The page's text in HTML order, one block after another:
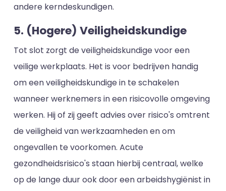
andere kerndeskundigen.
5. (Hogere) Veiligheidskundige
Tot slot zorgt de veiligheidskundige voor een
veilige werkplaats. Het is voor bedrijven handig
om een veiligheidskundige in te schakelen
wanneer werknemers in een risicovolle omgeving
werken. Hij of zij geeft advies over risico's omtrent
de veiligheid van werkzaamheden en om
ongevallen te voorkomen. Acute
gezondheidsrisico's staan hierbij centraal, welke
op de lange duur ook door een arbeidshygiënist in